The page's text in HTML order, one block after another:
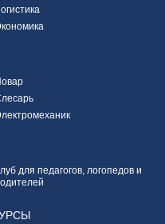
для педагогов, логопедов и